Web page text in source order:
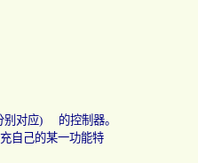
别对应)
的控制器。
自己的某一功能特